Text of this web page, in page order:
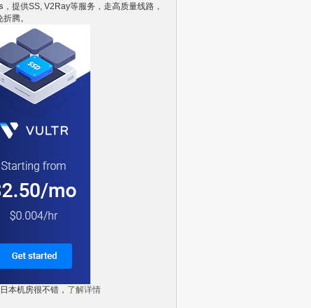
，提供SS, V2Ray等服务，走高质量线路，
腾。
本机房很不错， 了解详情